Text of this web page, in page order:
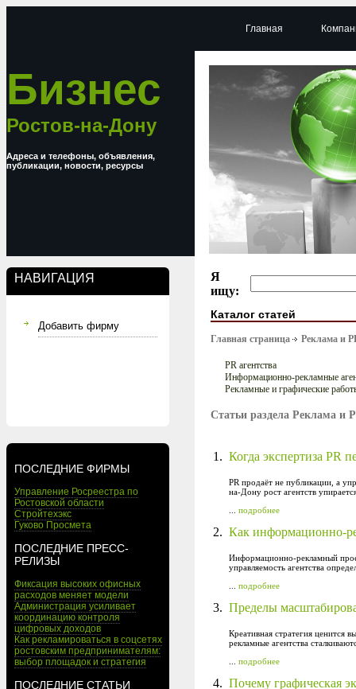
Бизнес
Ростов-на-Дону
Адреса и телефоны, объявления,
публикации, новости, ресурсы
НАВИГАЦИЯ
Добавить фирму
ПОСЛЕДНИЕ ФИРМЫ
Управление Росреестра по
Ростовской области
Стройтехэкс
Гуково Просмета
ПОСЛЕДНИЕ ПРЕСС-
РЕЛИЗЫ
Фиксация высоких офисных
расходов меняет модели
Администрация усиливает
координацию контроля
цифровых доходов
Как рекламироваться в соцсетях
ростовским предпринимателям:
выбор площадок и стратегия
ПОСЛЕДНИЕ СТАТЬИ
Главная
Я
ищу:
Каталог статей
Главная страница Реклама и
PR агентства
Информационно-рекламные
Рекламные и графические
Статьи раздела Реклама и
1. Когда экспертиза PR
PR продаёт не публикации, а
на-Дону рост агентств
подробнее
2. Как информационно-
Информационно-рекламный
управляемость агентства
подробнее
3. Пределы
Креативная стратегия ценится
рекламные агентства
подробнее
4. Почему графическая